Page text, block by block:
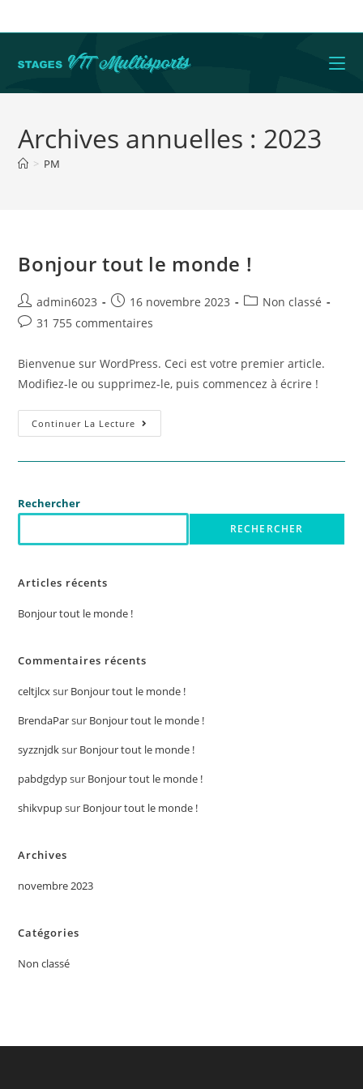
Archives annuelles : 2023
> PM
Bonjour tout le monde !
admin6023 16 novembre 2023
Non classé
31 755 commentaires
Bienvenue sur WordPress. Ceci est votre premier article.
Modifiez-le ou supprimez-le, puis commencez à écrire !
Continuer La Lecture
Rechercher
RECHERCHER
Articles récents
Bonjour tout le monde !
Commentaires récents
celtjlcxsur Bonjour tout le monde !
BrendaParsur Bonjour tout le monde !
syzznjdksur Bonjour tout le monde !
pabdgdypsur Bonjour tout le monde !
shikvpupsur Bonjour tout le monde !
Archives
novembre 2023
Catégories
Non classé